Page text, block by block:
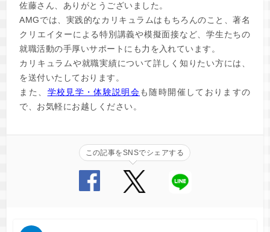
佐藤さん、ありがとうございました。
AMGでは、実践的なカリキュラムはもちろんのこと、著名
クリエイターによる特別講義や模擬面接など、学生たちの
就職活動の手厚いサポートにも力を入れています。
カリキュラムや就職実績について詳しく知りたい方には、
を送付いたしております。
また、 学校見学・体験説明会も随時開催しておりますの
で、お気軽にお越しください。
この記事をSNSでシェアする